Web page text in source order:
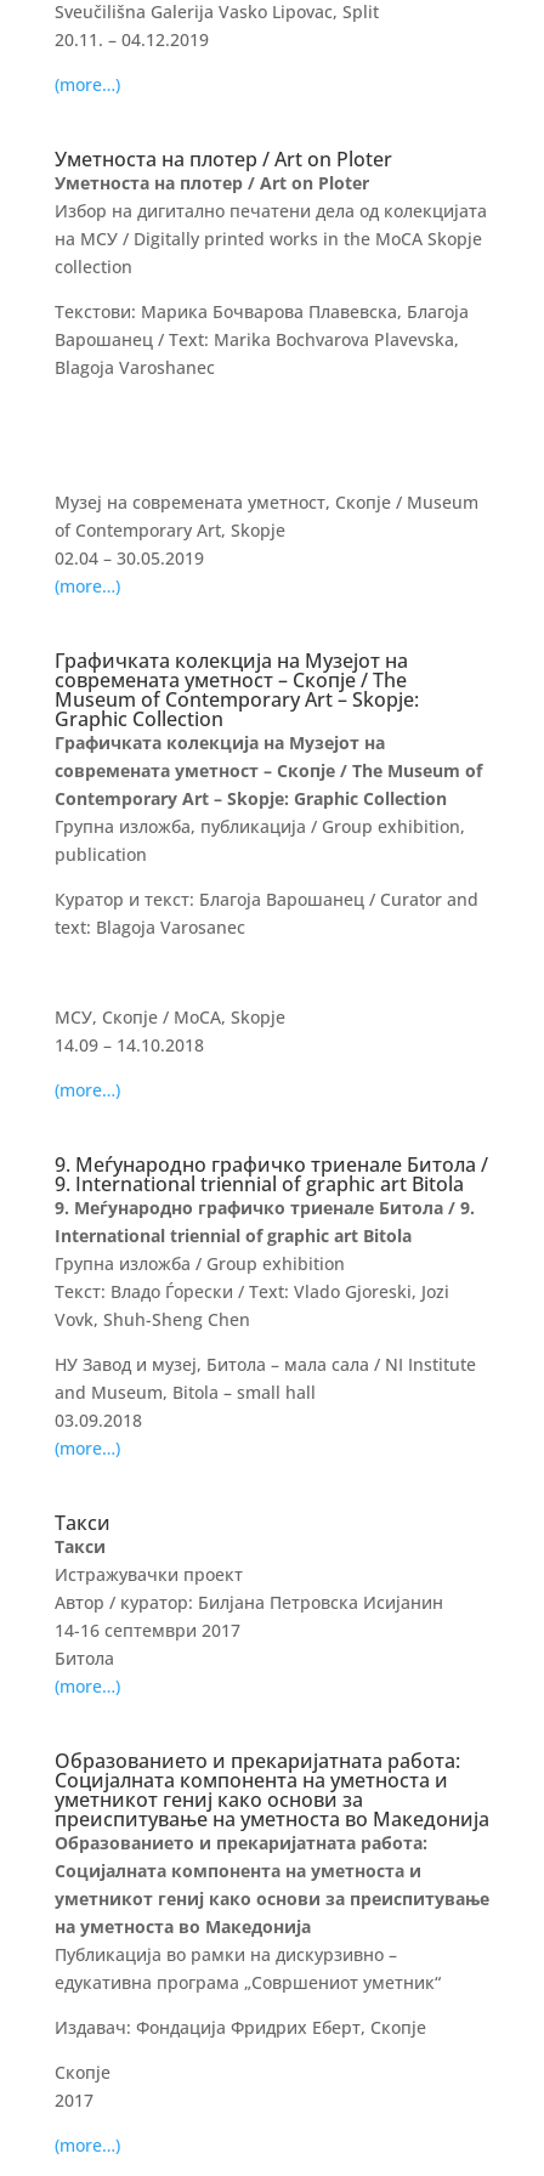
Sveučilišna Galerija Vasko Lipovac, Split
20.11. – 04.12.2019
(more…)
Уметноста на плотер / Art on Ploter
Уметноста на плотер / Art on Ploter
Избор на дигитално печатени дела од колекцијата
на МСУ / Digitally printed works in the MoCA Skopje
collection
Текстови: Марика Бочварова Плавевска, Благоја
Варошанец / Text: Marika Bochvarova Plavevska,
Blagoja Varoshanec
Музеј на современата уметност, Скопје / Museum
of Contemporary Art, Skopje
02.04 – 30.05.2019
(more…)
Графичката колекција на Музејот на
современата уметност – Скопје / The
Museum of Contemporary Art – Skopje:
Graphic Collection
Графичката колекција на Музејот на
современата уметност – Скопје / The Museum of
Contemporary Art – Skopje: Graphic Collection
Групна изложба, публикација / Group exhibition,
publication
Куратор и текст: Благоја Варошанец / Curator and
text: Blagoja Varosanec
МСУ, Скопје / MoCA, Skopje
14.09 – 14.10.2018
(more…)
9. Меѓународно графичко триенале Битола /
9. International triennial of graphic art Bitola
9. Меѓународно графичко триенале Битола / 9.
International triennial of graphic art Bitola
Групна изложба / Group exhibition
Текст: Владо Ѓорески / Text: Vlado Gjoreski, Jozi
Vovk, Shuh-Sheng Chen
НУ Завод и музеј, Битола – мала сала / NI Institute
and Museum, Bitola – small hall
03.09.2018
(more…)
Такси
Такси
Истражувачки проект
Автор / куратор: Билјана Петровска Исијанин
14-16 септември 2017
Битола
(more…)
Образованието и прекаријатната работа:
Социјалната компонента на уметноста и
уметникот гениј како основи за
преиспитување на уметноста во Македонија
Образованието и прекаријатната работа:
Социјалната компонента на уметноста и
уметникот гениј како основи за преиспитување
на уметноста во Македонија
Публикација во рамки на дискурзивно –
едукативна програма „Совршениот уметник“
Издавач: Фондација Фридрих Еберт, Скопје
Скопје
2017
(more…)